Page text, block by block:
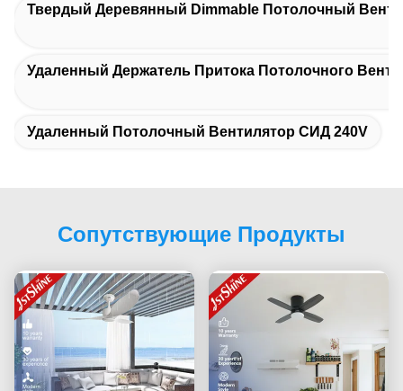
Твердый Деревянный Dimmable Потолочный
Удаленный Держатель Притока Потолочного
Удаленный Потолочный Вентилятор СИД 240V
Сопутствующие Продукты